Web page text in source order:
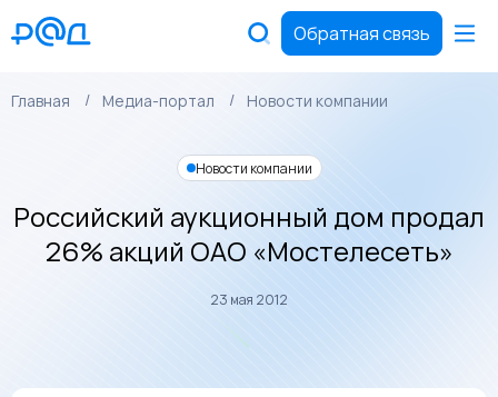
Обратная связь
Главная Медиа-портал Новости компании
Новости компании
Российский аукционный дом продал
26% акций ОАО «Мостелесеть»
23 мая 2012